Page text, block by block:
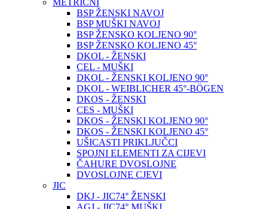
METRIČNI
BSP ŽENSKI NAVOJ
BSP MUŠKI NAVOJ
BSP ŽENSKO KOLJENO 90°
BSP ŽENSKO KOLJENO 45°
DKOL - ŽENSKI
CEL - MUŠKI
DKOL - ŽENSKI KOLJENO 90°
DKOL - WEIBLICHER 45°-BÖGEN
DKOS - ŽENSKI
CES - MUŠKI
DKOS - ŽENSKI KOLJENO 90°
DKOS - ŽENSKI KOLJENO 45°
UŠICASTI PRIKLJUČCI
SPOJNI ELEMENTI ZA CIJEVI
ČAHURE DVOSLOJNE
DVOSLOJNE CJEVI
JIC
DKJ - JIC74° ŽENSKI
AGJ - JIC74° MUŠKI